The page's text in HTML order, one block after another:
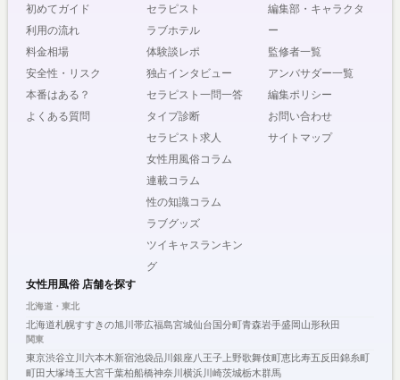
初めてガイド
利用の流れ
料金相場
安全性・リスク
本番はある？
よくある質問
セラピスト
ラブホテル
体験談レポ
独占インタビュー
セラピスト一問一答
タイプ診断
セラピスト求人
女性用風俗コラム
連載コラム
性の知識コラム
ラブグッズ
ツイキャスランキン
グ
編集部・キャラクタ
ー
監修者一覧
アンバサダー一覧
編集ポリシー
お問い合わせ
サイトマップ
女性用風俗 店舗を探す
北海道・東北
北海道札幌すすきの旭川 帯広福島宮城仙台 国分町青森岩手盛岡山形秋田
関東
東京渋谷立川 六本木新宿池袋品川 銀座八王子上野歌舞伎町恵比寿五反田錦糸町
町田大塚埼玉大宮千葉柏船橋神奈川 横浜川崎茨城栃木群馬